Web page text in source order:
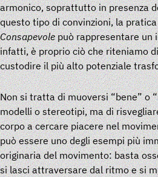
armonico, soprattutto in presenza
questo tipo di convinzioni, la
Consapevolepuò rappresentare un
infatti, è proprio ciò che riteniamo
custodire il più alto potenziale
Non si tratta di muoversi “bene” o
modelli o stereotipi, ma di
corpo a cercare piacere nel
può essere uno degli esempi più
originaria del movimento: basta
si lasci attraversare dal ritmo e si